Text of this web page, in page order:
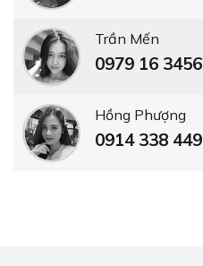
Trần Mến
0979 16 3456
Hồng Phượng
0914 338 449